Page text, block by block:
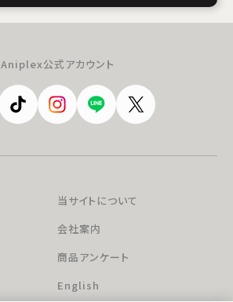
Aniplex公式アカウント
当サイトについて
会社案内
商品アンケート
English